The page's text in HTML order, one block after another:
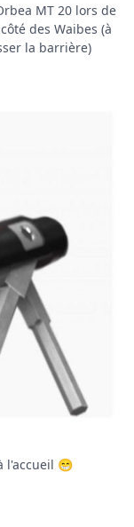
MT 20 lors de
des Waibes (à
la barrière)
l'accueil 😁